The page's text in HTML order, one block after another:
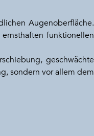
Augenoberfläche.
funktionellen
geschwächte
sondern vor allem dem